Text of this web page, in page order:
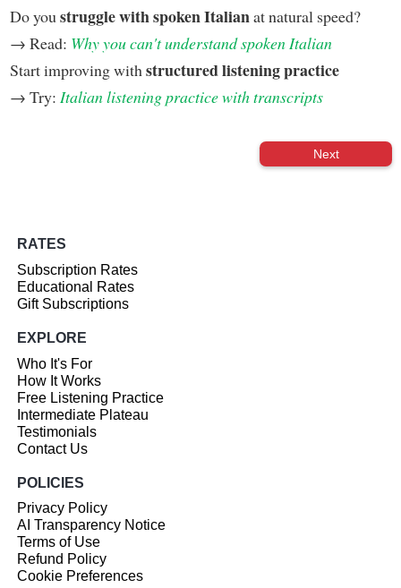
Do you struggle with spoken Italianat natural speed?
→ Read: Why you can't understand spoken Italian
Start improving with structured listening practice
→ Try: Italian listening practice with transcripts
Next
RATES
Subscription Rates
Educational Rates
Gift Subscriptions
EXPLORE
Who It's For
How It Works
Free Listening Practice
Intermediate Plateau
Testimonials
Contact Us
POLICIES
Privacy Policy
AI Transparency Notice
Terms of Use
Refund Policy
Cookie Preferences